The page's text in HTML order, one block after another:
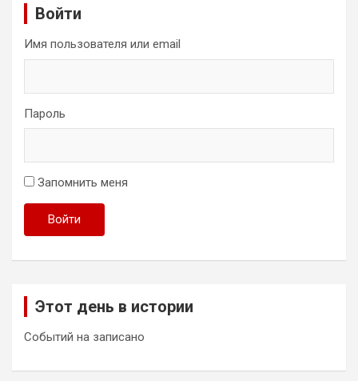
Войти
Имя пользователя или email
Пароль
Запомнить меня
Войти
Этот день в истории
Событий на записано